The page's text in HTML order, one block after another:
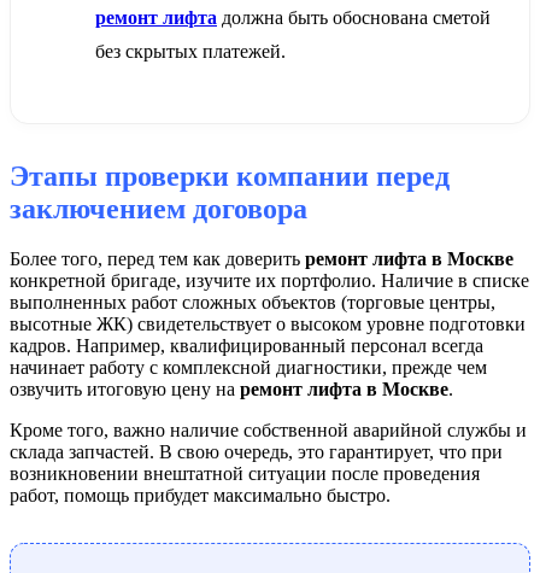
ремонт лифта должна быть обоснована сметой
без скрытых платежей.
Этапы проверки компании перед
заключением договора
Более того, перед тем как доверить ремонт лифта в Москве
конкретной бригаде, изучите их портфолио. Наличие в списке
выполненных работ сложных объектов (торговые центры,
высотные ЖК) свидетельствует о высоком уровне подготовки
кадров. Например, квалифицированный персонал всегда
начинает работу с комплексной диагностики, прежде чем
озвучить итоговую цену на ремонт лифта в Москве.
Кроме того, важно наличие собственной аварийной службы и
склада запчастей. В свою очередь, это гарантирует, что при
возникновении внештатной ситуации после проведения
работ, помощь прибудет максимально быстро.